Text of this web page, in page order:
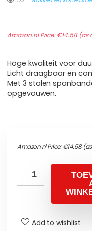
Amazon.nl Price:€14.58(as
Hoge kwaliteit voor
Licht draagbaar en
Met 3 stalen
opgevouwen.
Amazon.nl Price:€14.58(as
Add to wishlist